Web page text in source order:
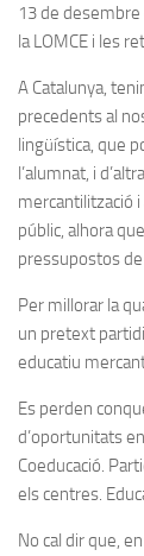
13 de desembre
la LOMCE i les
A Catalunya,
precedents al
lingüística, que
l’alumnat, i
mercantilització
públic, alhora
pressupostos de
Per millorar la
un pretext
educatiu
Es perden
d’oportunitats
Coeducació.
els centres.
No cal dir que,